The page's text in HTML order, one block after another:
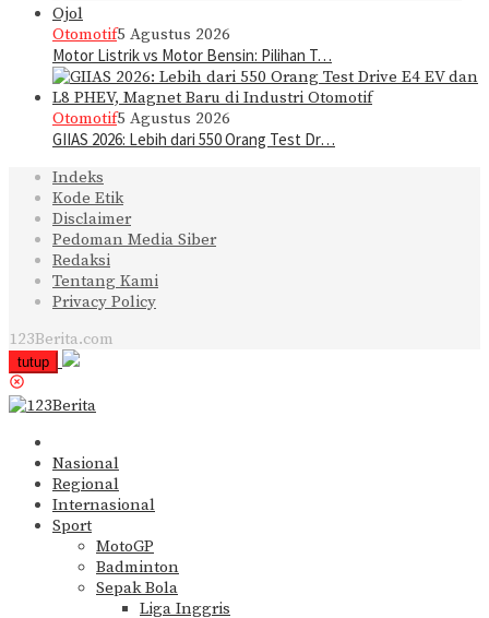
Otomotif5 Agustus 2026
Motor Listrik vs Motor Bensin: Pilihan T…
Otomotif5 Agustus 2026
GIIAS 2026: Lebih dari 550 Orang Test Dr…
Indeks
Kode Etik
Disclaimer
Pedoman Media Siber
Redaksi
Tentang Kami
Privacy Policy
123Berita.com
tutup
Nasional
Regional
Internasional
Sport
MotoGP
Badminton
Sepak Bola
Liga Inggris